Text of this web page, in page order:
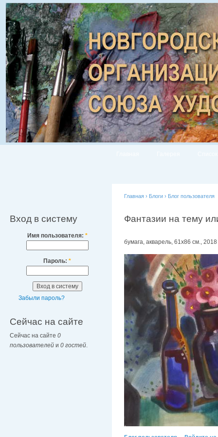
Вход в систему
Имя пользователя: *
Пароль: *
Забыли пароль?
Сейчас на сайте
Сейчас на сайте 0
пользователей и 0 гостей
Главная › Блоги › Блог пользователя
Фантазии на тему
бумага, акварель, 61х86 см., 2018